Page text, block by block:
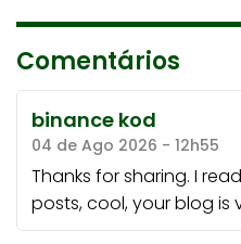
Comentários
binance kod
04 de Ago 2026 - 12h55
Thanks for sharing. I
posts, cool, your blog is